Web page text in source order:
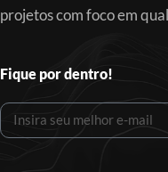
projetos com foco em
Fique por dentro!